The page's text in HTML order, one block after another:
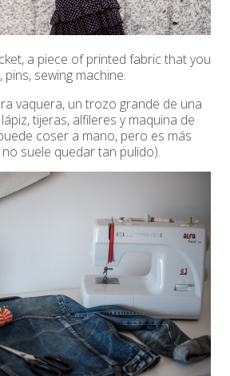
a piece of printed fabric that you
pins, sewing machine.
vaquera, un trozo grande de una
tijeras, alfileres y maquina de
coser a mano, pero es más
suele quedar tan pulido).